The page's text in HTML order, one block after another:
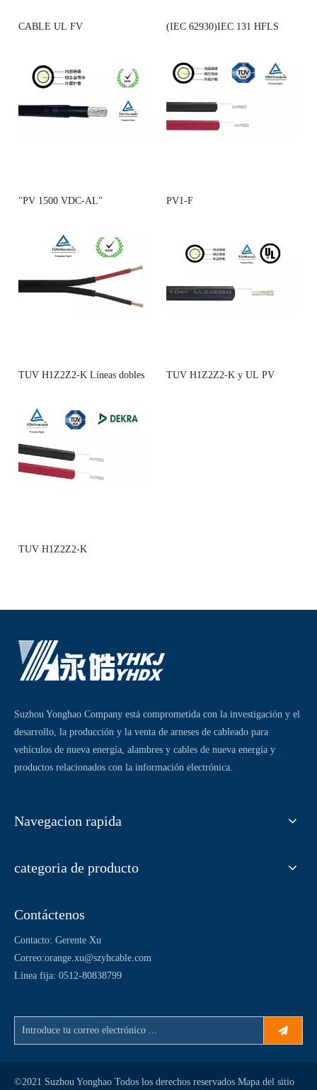
CABLE UL FV (IEC 62930)IEC 131 HFLS
"PV 1500 VDC-AL" PV1-F
TUV H1Z2Z2-K Líneas dobles TUV H1Z2Z2-K y UL PV
TUV H1Z2Z2-K
Suzhou Yonghao Company está comprometida con la investigación y el
desarrollo, la producción y la venta de arneses de cableado para
vehículos de nueva energía, alambres y cables de nueva energía y
productos relacionados con la información electrónica.
Navegacion rapida
categoria de producto
Contáctenos
Contacto: Gerente Xu
Correo:orange.xu@szyhcable.com
Línea fija: 0512-80838799
©2021 Suzhou Yonghao Todos los derechos reservados Mapa del sitio